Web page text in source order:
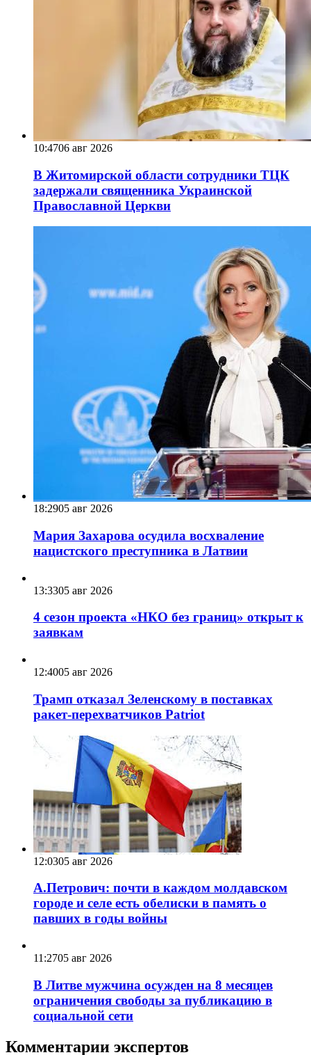
10:4706 авг 2026
В Житомирской области сотрудники ТЦК
задержали священника Украинской
Православной Церкви
18:2905 авг 2026
Мария Захарова осудила восхваление
нацистского преступника в Латвии
13:3305 авг 2026
4 сезон проекта «НКО без границ» открыт к
заявкам
12:4005 авг 2026
Трамп отказал Зеленскому в поставках
ракет-перехватчиков Patriot
12:0305 авг 2026
А.Петрович: почти в каждом молдавском
городе и селе есть обелиски в память о
павших в годы войны
11:2705 авг 2026
В Литве мужчина осужден на 8 месяцев
ограничения свободы за публикацию в
социальной сети
Комментарии экспертов